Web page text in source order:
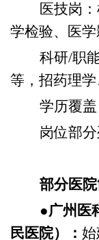
医技岗
学检验、医学
科研/职
等，招药理学
学历覆
岗位部
部分医
●广州医
民医院）： 始